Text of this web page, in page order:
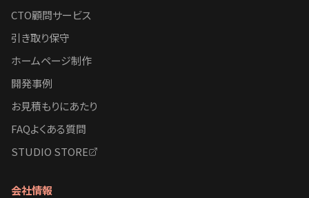
CTO顧問サービス
引き取り保守
ホームページ制作
開発事例
お見積もりにあたり
FAQよくある質問
STUDIO STORE
会社情報